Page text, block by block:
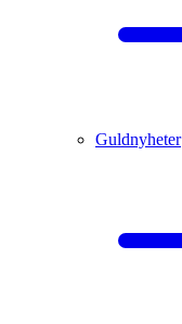
Guldnyheter